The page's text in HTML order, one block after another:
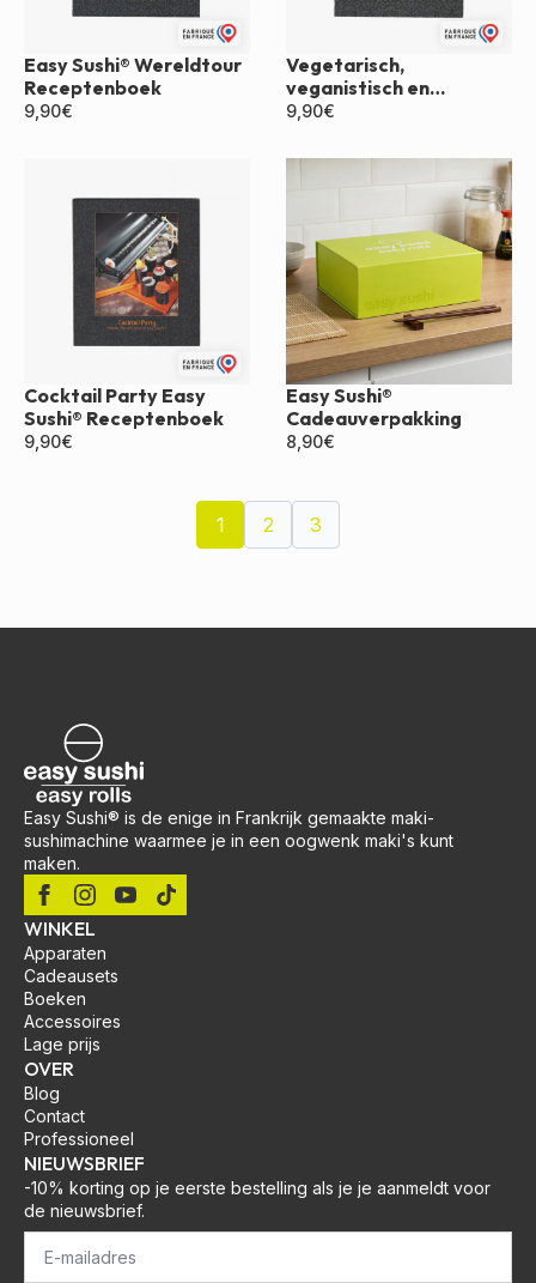
Easy Sushi® Wereldtour
Receptenboek
9,90€
Vegetarisch,
veganistisch en
makkelijk sushi-
9,90€
Cocktail Party Easy
Sushi® Receptenboek
9,90€
Easy Sushi®
Cadeauverpakking
8,90€
1 2 3
Easy Sushi® is de enige in Frankrijk gemaakte maki-
sushimachine waarmee je in een oogwenk maki's kunt
maken.
WINKEL
Apparaten
Cadeausets
Boeken
Accessoires
Lage prijs
OVER
Blog
Contact
Professioneel
NIEUWSBRIEF
-10% korting op je eerste bestelling als je je aanmeldt voor
de nieuwsbrief.